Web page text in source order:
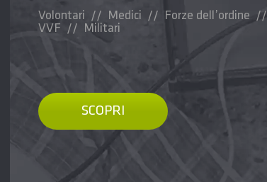
Volontari // Medici // Forze dell’ordine //
VVF // Militari
SCOPRI